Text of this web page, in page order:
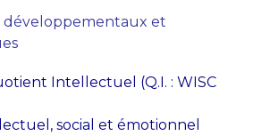
développementaux et
Intellectuel (Q.I. : WISC
social et émotionnel